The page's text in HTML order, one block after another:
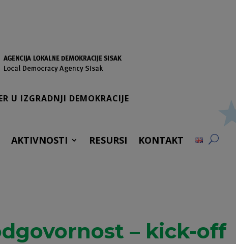
U IZGRADNJI DEMOKRACIJE
AKTIVNOSTI RESURSI KONTAKT
– kick-off